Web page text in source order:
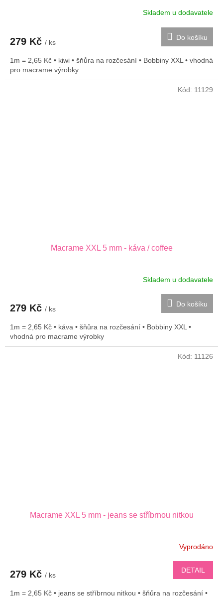
Skladem u dodavatele
279 Kč / ks
Do košíku
1m = 2,65 Kč • kiwi • šňůra na rozčesání • Bobbiny XXL • vhodná
pro macrame výrobky
Macrame XXL 5 mm - káva / coffee
Skladem u dodavatele
279 Kč / ks
Do košíku
1m = 2,65 Kč • káva • šňůra na rozčesání • Bobbiny XXL •
vhodná pro macrame výrobky
Kód: 11129
Macrame XXL 5 mm - jeans se stříbrnou nitkou
Vyprodáno
279 Kč / ks
DETAIL
1m = 2,65 Kč • jeans se stříbrnou nitkou • šňůra na rozčesání •
Kód: 11126